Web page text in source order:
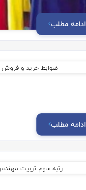
ادامه مطلب
ادامه مطلب